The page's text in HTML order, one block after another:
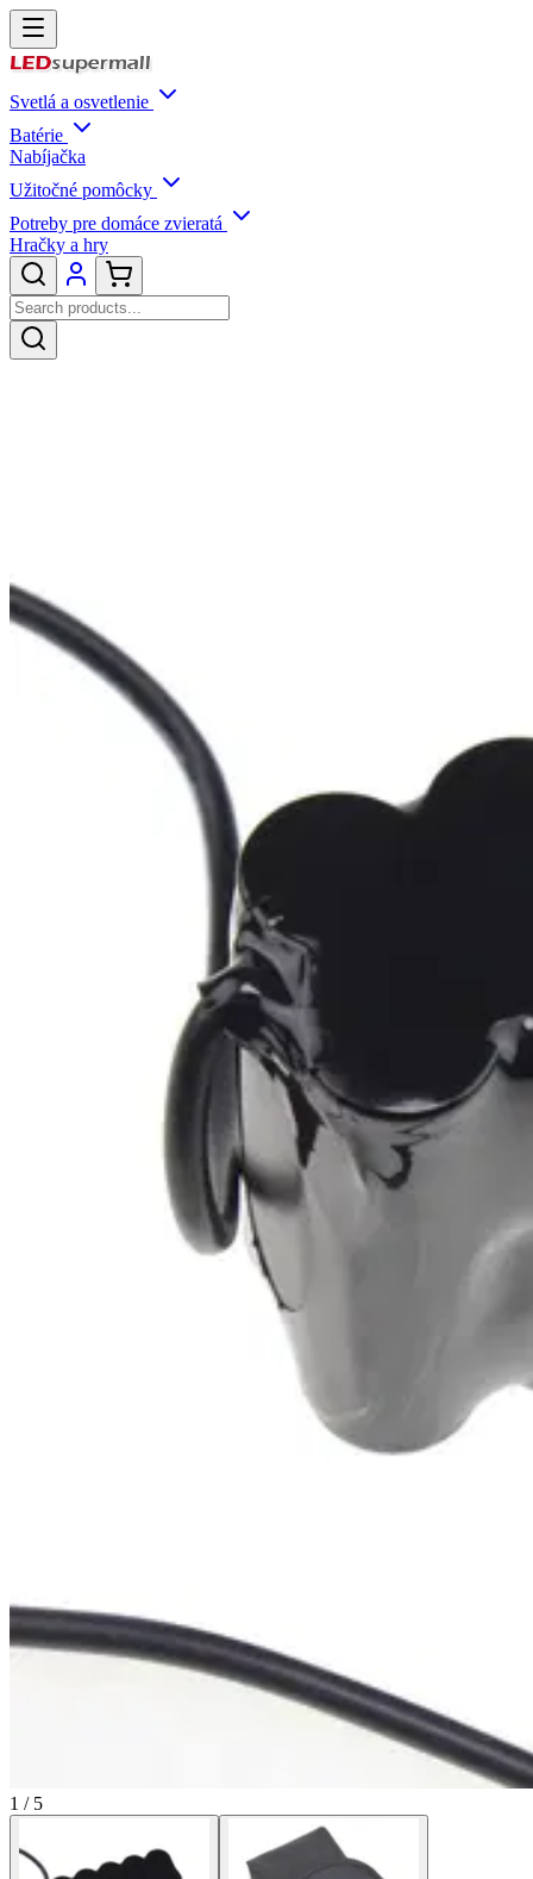
Svetlá a osvetlenie
Batérie
Nabíjačka
Užitočné pomôcky
Potreby pre domáce zvieratá
Hračky a hry
1 / 5